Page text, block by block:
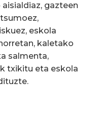
gazteen
eskola
kaletako
salmenta,
txikitu eta eskola